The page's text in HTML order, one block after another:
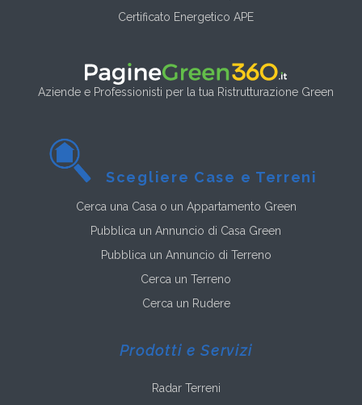
Certificato Energetico APE
Aziende e Professionisti per la tua Ristrutturazione Green
Scegliere Case e Terreni
Cerca una Casa o un Appartamento Green
Pubblica un Annuncio di Casa Green
Pubblica un Annuncio di Terreno
Cerca un Terreno
Cerca un Rudere
Prodotti e Servizi
Radar Terreni